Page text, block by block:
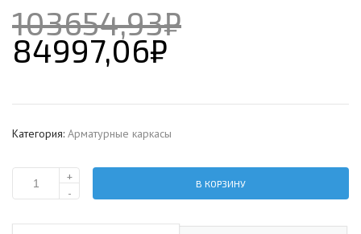
103654,93₽
84997,06₽
Категория: Арматурные каркасы
Количество
арматурный
+
-
В КОРЗИНУ